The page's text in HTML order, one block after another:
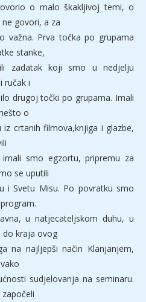
o malo škakljivoj temi, o
govori, a za
važna. Prva točka po grupama
stanke,
zadatak koji smo u nedjelju
ručak i
drugoj točki po grupama. Imali
o
crtanih filmova,knjiga i glazbe,
imali smo egzortu, pripremu za
se uputili
i Svetu Misu. Po povratku smo
u natjecateljskom duhu, u
do kraja ovog
na najljepši način Klanjanjem,
sudjelovanja na seminaru.